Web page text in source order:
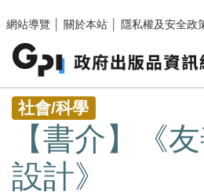
網站導覽
關於本站 隱私權及安全政
:::
社會/科學
【書介】《
設計》